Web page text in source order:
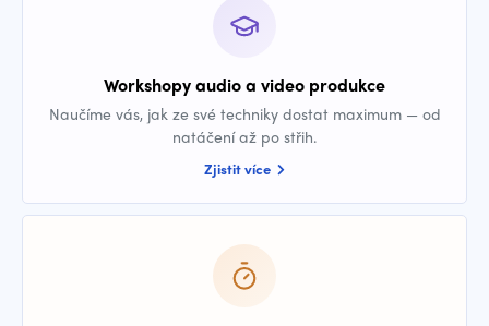
Workshopy audio a video produkce
Naučíme vás, jak ze své techniky dostat maximum — od
natáčení až po střih.
Zjistit více